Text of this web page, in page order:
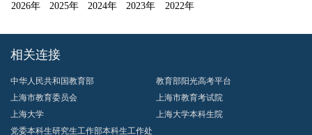
2026年 2025年 2024年 2023年 2022年
相关连接
中华人民共和国教育部
教育部阳光高考平台
上海市教育委员会
上海市教育考试院
上海大学
上海大学本科生院
党委本科生研究生工作部本科生工作处